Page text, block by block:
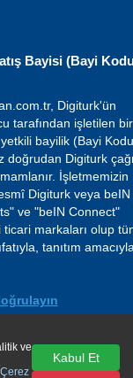
Bayisi (Bayi
Digiturk'ün
tarafından işletilen bir
bayilik (Bayi
doğrudan Digiturk
İşletmemizin
Digiturk veya beIN
ve "beIN Connect"
markaları olup
tanıtım
saklıdır.
ve
Çerez
Kabul Et